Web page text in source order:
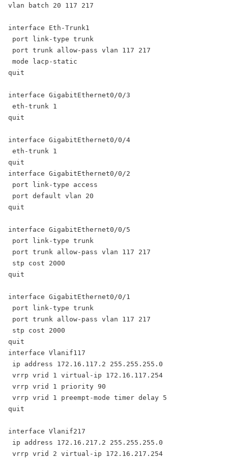
vlan batch 20 117 217
interface Eth-Trunk1
port link-type trunk
port trunk allow-pass vlan 117 217
mode lacp-static
quit
interface GigabitEthernet0/0/3
eth-trunk 1
quit
interface GigabitEthernet0/0/4
eth-trunk 1
quit
interface GigabitEthernet0/0/2
port link-type access
port default vlan 20
quit
interface GigabitEthernet0/0/5
port link-type trunk
port trunk allow-pass vlan 117 217
stp cost 2000
quit
interface GigabitEthernet0/0/1
port link-type trunk
port trunk allow-pass vlan 117 217
stp cost 2000
quit
interface Vlanif117
ip address 172.16.117.2 255.255.255.0
vrrp vrid 1 virtual-ip 172.16.117.254
vrrp vrid 1 priority 90
vrrp vrid 1 preempt-mode timer delay 5
quit
interface Vlanif217
ip address 172.16.217.2 255.255.255.0
vrrp vrid 2 virtual-ip 172.16.217.254